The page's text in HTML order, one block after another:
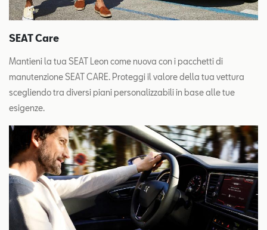
SEAT Care
Mantieni la tua SEAT Leon come nuova con i pacchetti di
manutenzione SEAT CARE. Proteggi il valore della tua vettura
scegliendo tra diversi piani personalizzabili in base alle tue
esigenze.